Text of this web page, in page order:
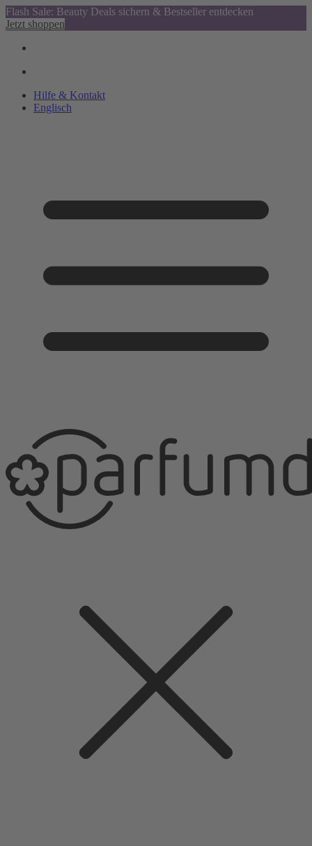
Flash Sale: Beauty Deals sichern & Bestseller entdecken
Jetzt shoppen
Hilfe & Kontakt
Englisch